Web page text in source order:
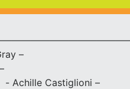
–
- Achille Castiglioni –